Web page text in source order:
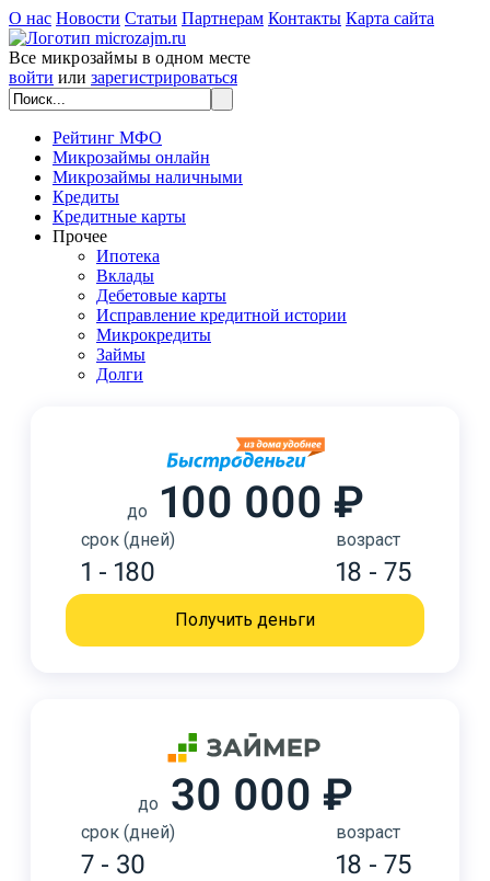
О нас Новости Статьи Партнерам Контакты Карта сайта
Все микрозаймы в одном месте
войти или зарегистрироваться
Рейтинг МФО
Микрозаймы онлайн
Микрозаймы наличными
Кредиты
Кредитные карты
Прочее
Ипотека
Вклады
Дебетовые карты
Исправление кредитной истории
Микрокредиты
Займы
Долги
до 100 000 ₽
срок (дней)
1 - 180
возраст
18 - 75
Получить деньги
до 30 000 ₽
срок (дней)
7 - 30
возраст
18 - 75